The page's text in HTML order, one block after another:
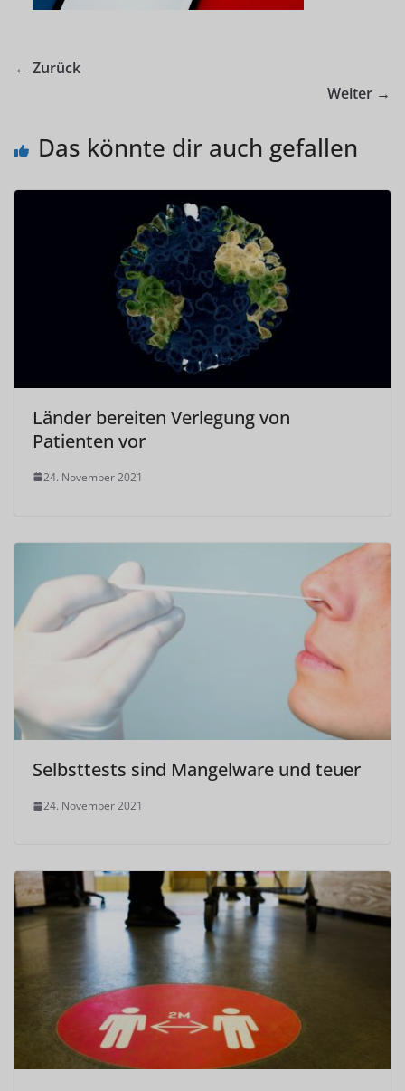
← Zurück
Weiter →
Das könnte dir auch gefallen
Länder bereiten Verlegung von
Patienten vor
24. November 2021
Selbsttests sind Mangelware und teuer
24. November 2021